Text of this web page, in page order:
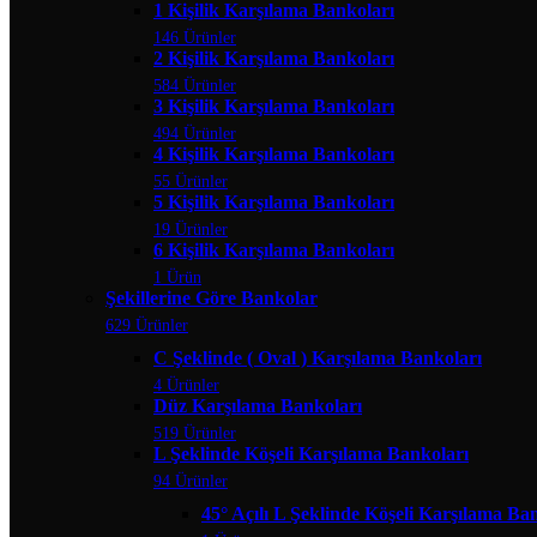
1 Kişilik Karşılama Bankoları
146 Ürünler
2 Kişilik Karşılama Bankoları
584 Ürünler
3 Kişilik Karşılama Bankoları
494 Ürünler
4 Kişilik Karşılama Bankoları
55 Ürünler
5 Kişilik Karşılama Bankoları
19 Ürünler
6 Kişilik Karşılama Bankoları
1 Ürün
Şekillerine Göre Bankolar
629 Ürünler
C Şeklinde ( Oval ) Karşılama Bankoları
4 Ürünler
Düz Karşılama Bankoları
519 Ürünler
L Şeklinde Köşeli Karşılama Bankoları
94 Ürünler
45° Açılı L Şeklinde Köşeli Karşılama